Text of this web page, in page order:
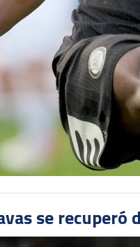
se